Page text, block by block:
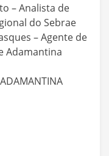
– Analista de
do Sebrae
– Agente de
Adamantina